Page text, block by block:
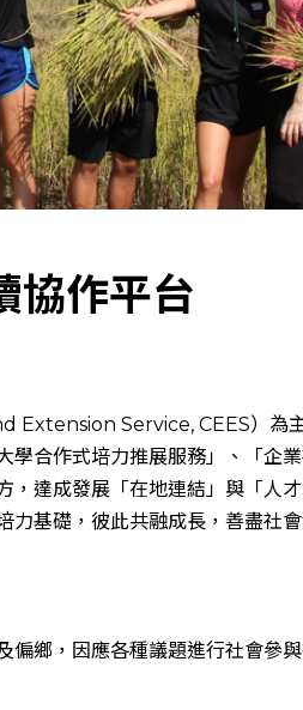
協作平台
Service, CEES）為
學合作式培力推展服務」、「企
達成發展「在地連結」與「人
基礎，彼此共融成長，善盡社會
偏鄉，因應各種議題進行社會參